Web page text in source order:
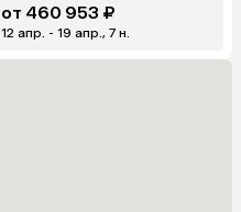
от 460 953 ₽
12 апр. - 19 апр., 7 н.